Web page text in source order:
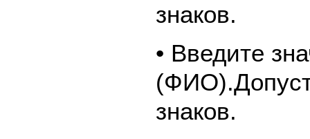
знаков.
• Введите
знаков.